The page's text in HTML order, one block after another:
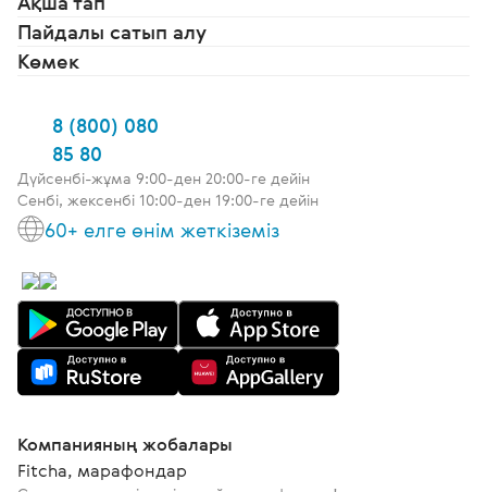
Пайдалы сатып алу
Көмек
8 (800) 080
85 80
Дүйсенбі-жұма 9:00-ден 20:00-ге дейін
Сенбі, жексенбі 10:00-ден 19:00-ге дейін
60+ елге өнім жеткіземіз
Компанияның жобалары
Fitcha, марафондар